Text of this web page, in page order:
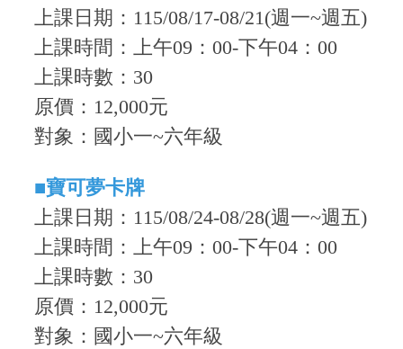
上課日期：115/08/17-08/21(週一~週五)
上課時間 ： 上午09 ：00-下午04：00
上課時數 ：30
原價：12,000元
對象：國小一~六年級
■寶可夢卡牌
上課日期：115/08/24-08/28(週一~週五)
上課時間 ： 上午09 ：00-下午04：00
上課時數 ：30
原價：12,000元
對象：國小一~六年級